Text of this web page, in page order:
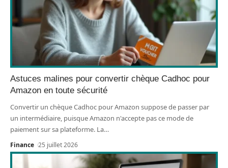
Astuces malines pour convertir chèque Cadhoc pour
Amazon en toute sécurité
Convertir un chèque Cadhoc pour Amazon suppose de passer par
un intermédiaire, puisque Amazon n'accepte pas ce mode de
paiement sur sa plateforme. La…
Finance 25 juillet 2026